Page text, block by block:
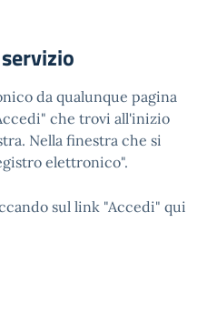
da qualunque pagina
che trovi all'inizio
Nella finestra che si
elettronico".
sul link "Accedi" qui